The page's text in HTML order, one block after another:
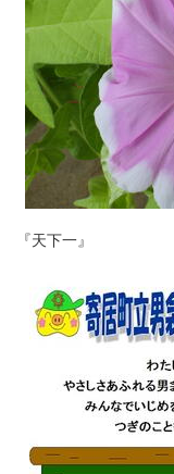
『天下一』